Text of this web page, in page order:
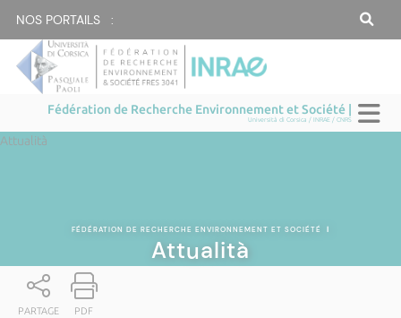
NOS PORTAILS :
Fédération de Recherche Environnement et Société |
Università di Corsica / INRAE / CNRS
Attualità
FÉDÉRATION DE RECHERCHE ENVIRONNEMENT ET SOCIÉTÉ |
Attualità
PARTAGE PDF